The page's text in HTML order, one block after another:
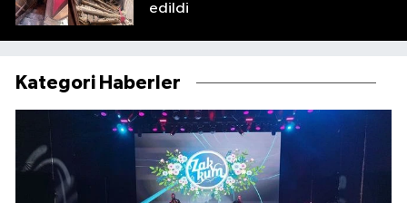
edildi
Kategori Haberler